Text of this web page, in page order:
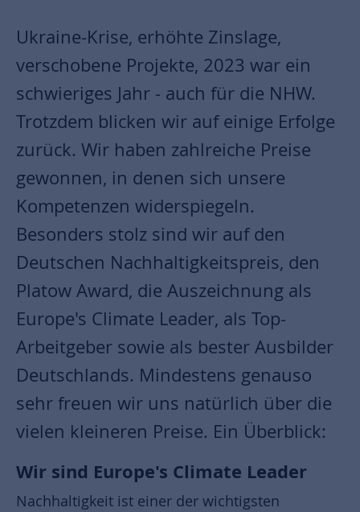
Ukraine-Krise, erhöhte Zinslage,
verschobene Projekte, 2023 war ein
schwieriges Jahr - auch für die NHW.
Trotzdem blicken wir auf einige Erfolge
zurück. Wir haben zahlreiche Preise
gewonnen, in denen sich unsere
Kompetenzen widerspiegeln.
Besonders stolz sind wir auf den
Deutschen Nachhaltigkeitspreis, den
Platow Award, die Auszeichnung als
Europe's Climate Leader, als Top-
Arbeitgeber sowie als bester Ausbilder
Deutschlands. Mindestens genauso
sehr freuen wir uns natürlich über die
vielen kleineren Preise. Ein Überblick:
Wir sind Europe's Climate Leader
Nachhaltigkeit ist einer der wichtigsten